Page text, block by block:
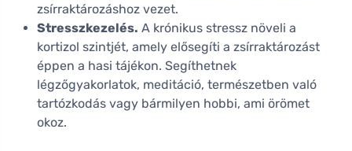
zsírraktározáshoz vezet.
Stresszkezelés. A krónikus stressz növeli a
kortizol szintjét, amely elősegíti a zsírraktározást
éppen a hasi tájékon. Segíthetnek
légzőgyakorlatok, meditáció, természetben való
tartózkodás vagy bármilyen hobbi, ami örömet
okoz.